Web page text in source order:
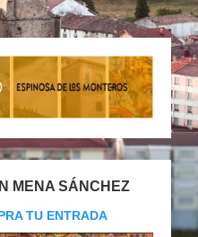
MENA SÁNCHEZ
TU ENTRADA